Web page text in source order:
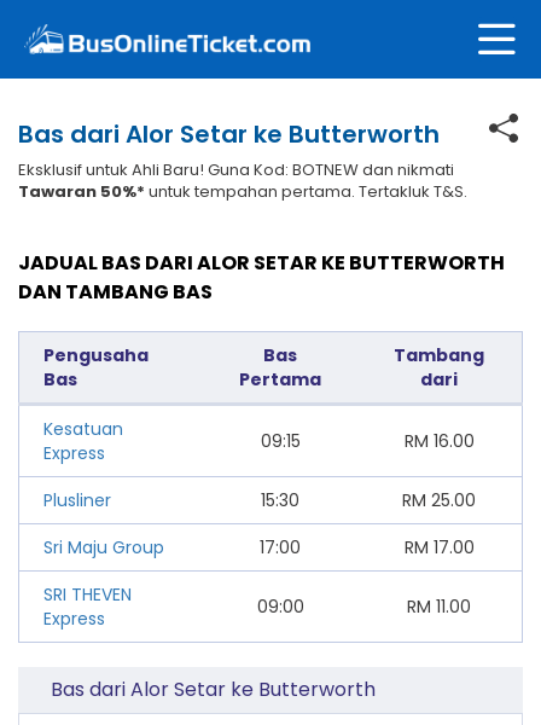
Bas dari Alor Setar ke Butterworth
Eksklusif untuk Ahli Baru! Guna Kod: BOTNEW dan nikmati
Tawaran 50%* untuk tempahan pertama. Tertakluk T&S.
JADUAL BAS DARI ALOR SETAR KE BUTTERWORTH
DAN TAMBANG BAS
Pengusaha
Bas
Bas
Pertama
Tambang
dari
Kesatuan
Express
09:15 RM 16.00
Plusliner 15:30 RM 25.00
Sri Maju Group
17:00 RM 17.00
SRI THEVEN
Express
09:00 RM 11.00
Bas dari Alor Setar ke Butterworth